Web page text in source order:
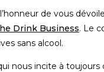
de vous
Drink Business. Le
sans alcool.
nous incite à toujours